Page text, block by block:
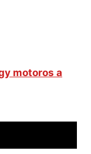
motoros a